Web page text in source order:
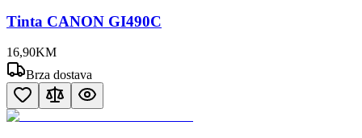
Tinta CANON GI490C
16,90KM
Brza dostava